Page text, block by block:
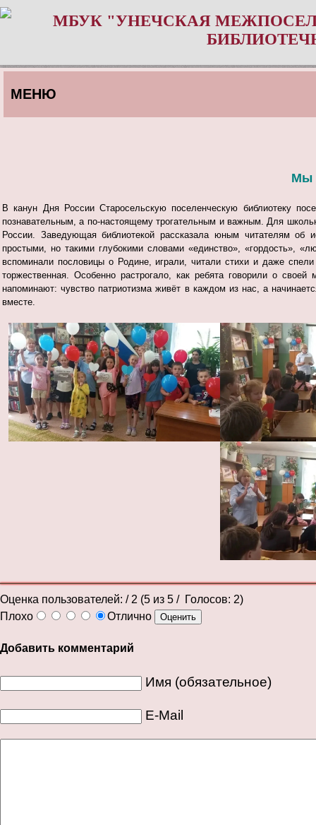
МБУК "УНЕЧСКАЯ
МЕНЮ
Мы
В канун Дня России Старосельскую поселенческую библиотеку
познавательным, а по-настоящему трогательным и важным.Для
России. Заведующая библиотекой рассказала юным читателям
простыми, но такими глубокими словами «единство», «гордость»,
вспоминали пословицы о Родине, играли, читали стихи и даже
торжественная. Особенно растрогало, как ребята говорили о
напоминают: чувство патриотизма живёт в каждом из нас, а
вместе.
Оценка пользователей: / 2 (5 из 5 / Голосов: 2)
Плохо
Отлично
Добавить комментарий
Имя (обязательное)
E-Mail